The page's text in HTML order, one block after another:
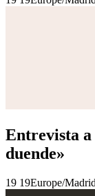
Entrevista
duende»
19 19Europe/